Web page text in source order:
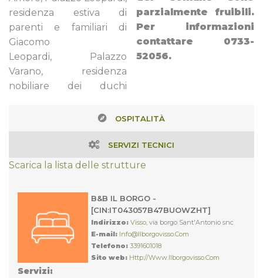
residenza estiva di
parenti e familiari di
Giacomo
Leopardi, Palazzo
Varano, residenza
nobiliare dei duchi
parzialmente fruibili.
Per informazioni
contattare 0733-
52056.
OSPITALITÀ
SERVIZI TECNICI
Scarica la lista delle strutture
B&B IL BORGO -
[CIN:IT043057B47BUOWZHT]
Indirizzo: Visso, via borgo Sant'Antonio snc
E-mail: Info@ilborgovisso.com
Telefono: 3391601018
Sito web: Http://www.ilborgovisso.com
Servizi: